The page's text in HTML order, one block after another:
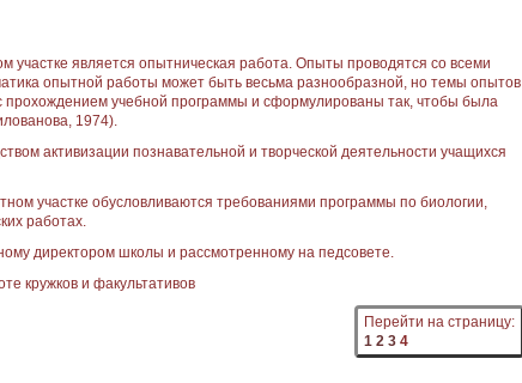
является опытническая работа. Опыты проводятся со всеми
опытной работы может быть весьма разнообразной, но темы опытов
учебной программы и сформулированы так, чтобы была
1974).
активизации познавательной и творческой деятельности учащихся
участке обусловливаются требованиями программы по биологии,
работах.
директором школы и рассмотренному на педсовете.
кружков и факультативов
Перейти на страницу:
1 2 3 4